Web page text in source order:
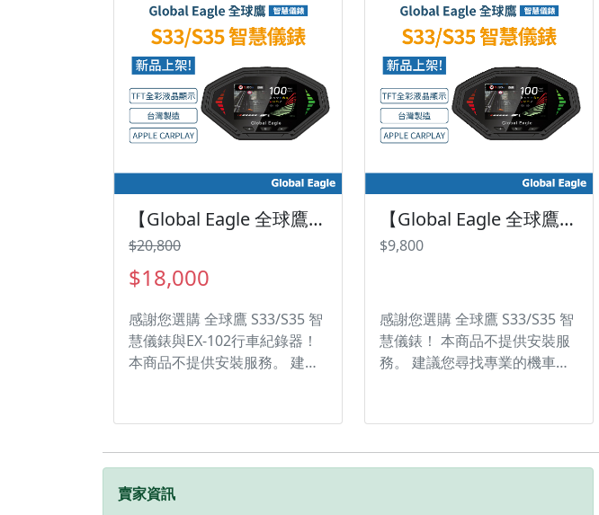
【Global Eagle 全球鷹】S33/S35 智慧儀表 大全套｜官方旗艦店｜SYM JET SL Super-C｜胎壓偵測｜台灣製造
$20,800
$18,000
感謝您選購 全球鷹 S33/S35 智
慧儀錶與EX-102行車紀錄器！
本商品不提供安裝服務。 建議
儀錶與EX-102紀錄器 發揮最佳
效能。 當擁有一台運動性十足
的運動車款，還有什麼需要進
化呢？ 那絕不能錯過的就是兼
【Global Eagle 全球鷹】S33/S35 智慧儀表｜官方旗艦店｜SYM JET SL Super-C｜胎壓偵測｜台灣製造
$9,800
感謝您選購 全球鷹 S33/S35 智
慧儀錶！ 本商品不提供安裝服
務。 建議您尋找專業的機車行
能。 當擁有一台運動性十足的
運動車款，還有什麼需要進化
呢？ 那絕不能錯過的就是兼具
賣家資訊